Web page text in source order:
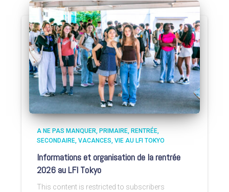
A NE PAS MANQUER PRIMAIRE RENTRÉE
SECONDAIRE VACANCES VIE AU LFI TOKYO
Informations et organisation de la rentrée
2026 au LFI Tokyo
This content is restricted to subscribers